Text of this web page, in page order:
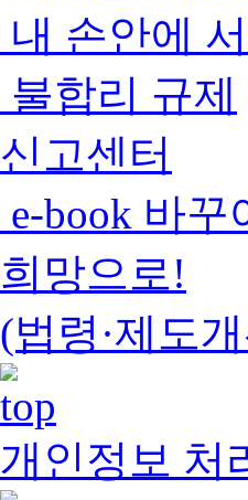
내 손안에
불합리 규제
신고센터
e-book 바꾸
희망으로!
(법령·제도
개인정보 처